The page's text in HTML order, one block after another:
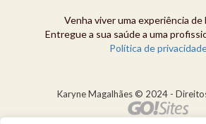
Venha viver uma experiência de
Entregue a sua saúde a uma
Política de
Karyne Magalhães © 2024 -